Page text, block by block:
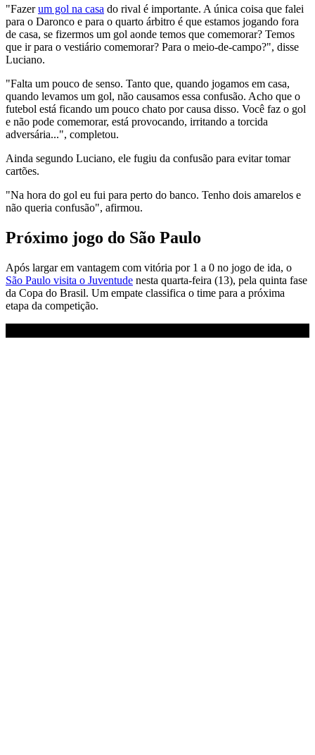
"Fazerum gol na casa do rival é importante. A única coisa que falei
para o Daronco e para o quarto árbitro é que estamos jogando fora
de casa, se fizermos um gol aonde temos que comemorar? Temos
que ir para o vestiário comemorar? Para o meio-de-campo?", disse
Luciano.
"Falta um pouco de senso. Tanto que, quando jogamos em casa,
quando levamos um gol, não causamos essa confusão. Acho que o
futebol está ficando um pouco chato por causa disso. Você faz o gol
e não pode comemorar, está provocando, irritando a torcida
adversária...", completou.
Ainda segundo Luciano, ele fugiu da confusão para evitar tomar
cartões.
"Na hora do gol eu fui para perto do banco. Tenho dois amarelos e
não queria confusão", afirmou.
Próximo jogo do São Paulo
Após largar em vantagem com vitória por 1 a 0 no jogo de ida, o
São Paulo visita o Juventude nesta quarta-feira (13), pela quinta fase
da Copa do Brasil. Um empate classifica o time para a próxima
etapa da competição.